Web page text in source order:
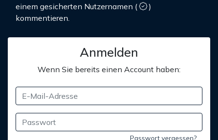
einem gesicherten Nutzernamen (
)
kommentieren.
Anmelden
Wenn Sie bereits einen Account haben:
Passwort vergessen?